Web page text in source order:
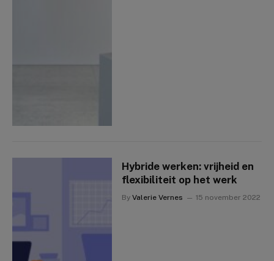
Hybride werken: vrijheid en
flexibiliteit op het werk
By Valerie Vernes 15 november 2022